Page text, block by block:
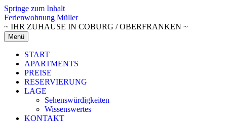
Springe zum Inhalt
Ferienwohnung Müller
~ IHR ZUHAUSE IN COBURG / OBERFRANKEN ~
Menü
START
APARTMENTS
PREISE
RESERVIERUNG
LAGE
Sehenswürdigkeiten
Wissenswertes
KONTAKT